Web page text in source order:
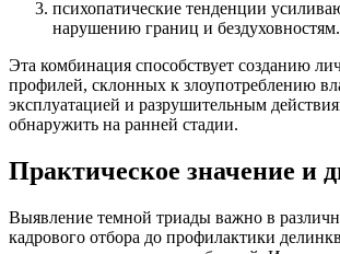
психопатические тенденции
нарушению границ и бездуховностям.
Эта комбинация способствует созданию
профилей, склонных к злоупотреблению
эксплуатацией и разрушительным
обнаружить на ранней стадии.
Практическое значение и
Выявление темной триады важно в
кадрового отбора до профилактики